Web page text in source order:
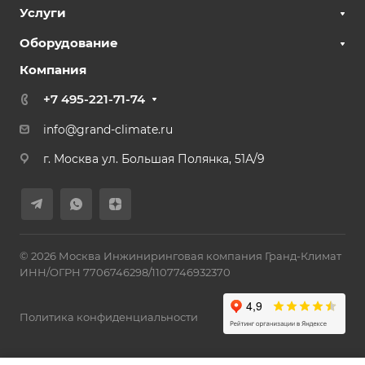
Услуги
Оборудование
Компания
+7 495-221-71-74
info@grand-climate.ru
г. Москва ул. Большая Полянка, 51А/9
© 2026 Москва Инжиниринговая компания Гранд-Климат
ИНН/ОГРН 7706746298/1107746932370
Политика конфиденциальности